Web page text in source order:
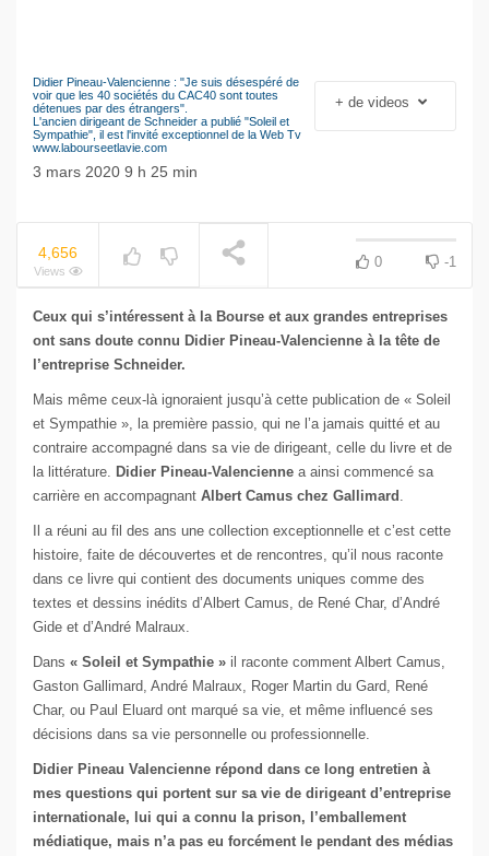
NOW PLAYING
Le séisme industriel
Didier Pineau-Valencienne : "Je suis désespéré de
voir que les 40 sociétés du CAC40 sont toutes
détenues par des étrangers".
L'ancien dirigeant de Schneider a publié "Soleil et
Sympathie", il est l'invité exceptionnel de la Web Tv
www.labourseetlavie.com
3 mars 2020 9 h 25 min
+ de videos
4,656
Views
0 -1
Ceux qui s’intéressent à la Bourse et aux grandes entreprises
ont sans doute connu Didier Pineau-Valencienne à la tête de
l’entreprise Schneider.
Mais même ceux-là ignoraient jusqu’à cette publication de « Soleil
et Sympathie », la première passio, qui ne l’a jamais quitté et au
contraire accompagné dans sa vie de dirigeant, celle du livre et de
la littérature. Didier Pineau-Valencienne a ainsi commencé sa
carrière en accompagnant Albert Camus chez Gallimard .
Il a réuni au fil des ans une collection exceptionnelle et c’est cette
histoire, faite de découvertes et de rencontres, qu’il nous raconte
dans ce livre qui contient des documents uniques comme des
textes et dessins inédits d’Albert Camus, de René Char, d’André
Gide et d’André Malraux.
Dans « Soleil et Sympathie » il raconte comment Albert Camus,
Gaston Gallimard, André Malraux, Roger Martin du Gard, René
Char, ou Paul Eluard ont marqué sa vie, et même influencé ses
décisions dans sa vie personnelle ou professionnelle.
Didier Pineau Valencienne répond dans ce long entretien à
mes questions qui portent sur sa vie de dirigeant d’entreprise
internationale, lui qui a connu la prison, l’emballement
médiatique, mais n’a pas eu forcément le pendant des médias